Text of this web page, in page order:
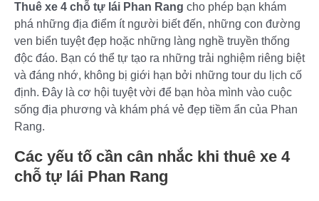
Thuê xe 4 chỗ tự lái Phan Rang cho phép bạn khám
phá những địa điểm ít người biết đến, những con đường
ven biển tuyệt đẹp hoặc những làng nghề truyền thống
độc đáo. Bạn có thể tự tạo ra những trải nghiệm riêng biệt
và đáng nhớ, không bị giới hạn bởi những tour du lịch cố
định. Đây là cơ hội tuyệt vời để bạn hòa mình vào cuộc
sống địa phương và khám phá vẻ đẹp tiềm ẩn của Phan
Rang.
Các yếu tố cần cân nhắc khi thuê xe 4
chỗ tự lái Phan Rang